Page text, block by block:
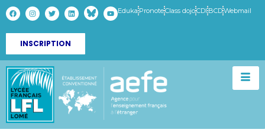
Eduka PronoteClass dojoCDI BCDWebmail
INSCRIPTION